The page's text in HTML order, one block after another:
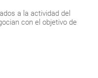
a la actividad del
con el objetivo de